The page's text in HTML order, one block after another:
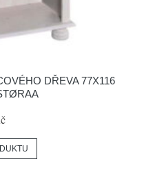
DŘEVA 77X116